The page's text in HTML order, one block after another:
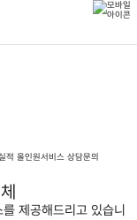
적 올인원서비스 상담문의
제공해드리고 있습니